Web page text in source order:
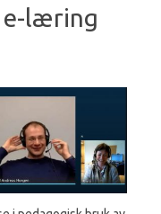
e-læring